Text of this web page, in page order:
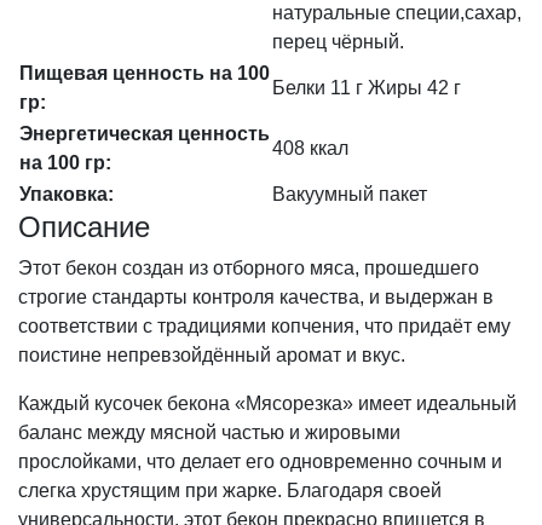
натуральные специи,сахар,
перец чёрный.
Пищевая ценность на 100
гр:
Белки 11 г Жиры 42 г
Энергетическая ценность
на 100 гр:
408 ккал
Упаковка: Вакуумный пакет
Описание
Этот бекон создан из отборного мяса, прошедшего
строгие стандарты контроля качества, и выдержан в
соответствии с традициями копчения, что придаёт ему
поистине непревзойдённый аромат и вкус.
Каждый кусочек бекона «Мясорезка» имеет идеальный
баланс между мясной частью и жировыми
прослойками, что делает его одновременно сочным и
слегка хрустящим при жарке. Благодаря своей
универсальности, этот бекон прекрасно впишется в